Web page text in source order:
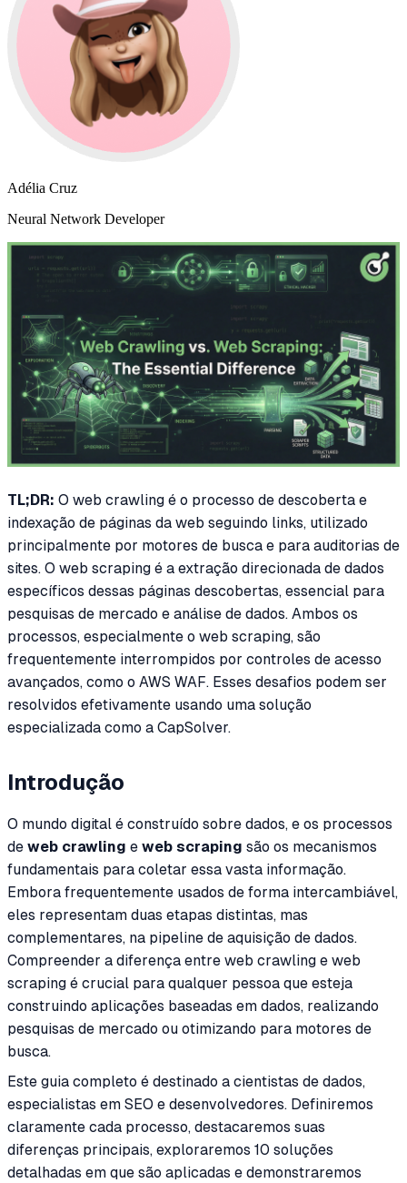
Adélia Cruz
Neural Network Developer
TL;DR: O web crawling é o processo de descoberta e
indexação de páginas da web seguindo links, utilizado
principalmente por motores de busca e para auditorias de
sites. O web scraping é a extração direcionada de dados
específicos dessas páginas descobertas, essencial para
pesquisas de mercado e análise de dados. Ambos os
processos, especialmente o web scraping, são
frequentemente interrompidos por controles de acesso
avançados, como o AWS WAF. Esses desafios podem ser
resolvidos efetivamente usando uma solução
especializada como a CapSolver.
Introdução
O mundo digital é construído sobre dados, e os processos
de web crawling e web scraping são os mecanismos
fundamentais para coletar essa vasta informação.
Embora frequentemente usados de forma intercambiável,
eles representam duas etapas distintas, mas
complementares, na pipeline de aquisição de dados.
Compreender a diferença entre web crawling e web
scraping é crucial para qualquer pessoa que esteja
construindo aplicações baseadas em dados, realizando
pesquisas de mercado ou otimizando para motores de
busca.
Este guia completo é destinado a cientistas de dados,
especialistas em SEO e desenvolvedores. Definiremos
claramente cada processo, destacaremos suas
diferenças principais, exploraremos 10 soluções
detalhadas em que são aplicadas e demonstraremos